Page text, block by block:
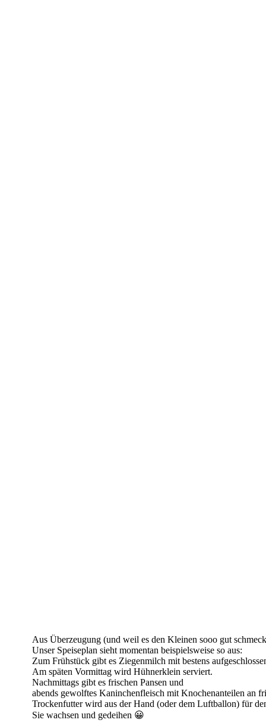
Aus Überzeugung (und weil es den Kleinen sooo gut
Unser Speiseplan sieht momentan beispielsweise so aus:
Zum Frühstück gibt es Ziegenmilch mit bestens
Am späten Vormittag wird Hühnerklein serviert.
Nachmittags gibt es frischen Pansen und
abends gewolftes Kaninchenfleisch mit Knochenanteilen an
Trockenfutter wird aus der Hand (oder dem Luftballon) für
Sie wachsen und gedeihen 😀